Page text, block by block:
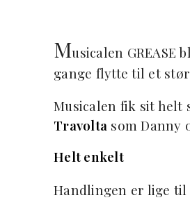
Musicalen GREASE
gange flytte til et
Musicalen fik sit helt
Travolta som Danny
Helt enkelt
Handlingen er lige til